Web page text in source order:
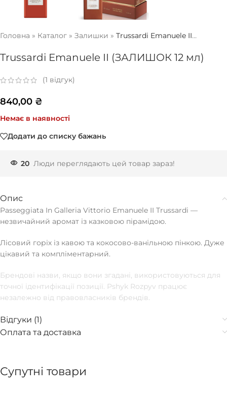
Головна » Каталог » Залишки » Trussardi Emanuele II
Trussardi Emanuele II (ЗАЛИШОК 12 мл)
(1 відгук)
840,00 ₴
Немає в наявності
Додати до списку бажань
20 Люди переглядають цей товар зараз!
Опис
Passeggiata In Galleria Vittorio Emanuele II Trussardi —
незвичайний аромат із казковою пірамідою.
Лісовий горіх із кавою та кокосово-ванільною пінкою. Дуже
цікавий та компліментарний.
Брендові назви, якщо вони згадані, використовуються для
точної ідентифікації позиції. Pshyk Rozpyv працює
незалежно від правовласників брендів.
Відгуки (1)
Оплата та доставка
Супутні товари